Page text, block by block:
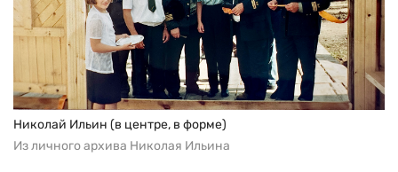
Николай Ильин (в центре, в форме)
Из личного архива Николая Ильина